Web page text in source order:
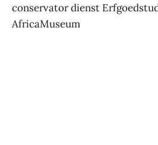
conservator dienst
AfricaMuseum